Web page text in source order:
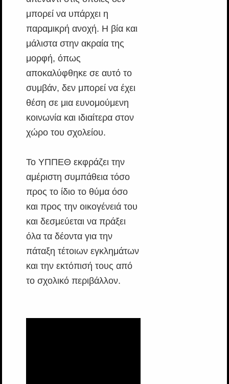
μπορεί να υπάρχει η
παραμικρή ανοχή. Η βία και
μάλιστα στην ακραία της
μορφή, όπως
αποκαλύφθηκε σε αυτό το
συμβάν, δεν μπορεί να έχει
θέση σε μια ευνομούμενη
κοινωνία και ιδιαίτερα στον
χώρο του σχολείου.
Το ΥΠΠΕΘ εκφράζει την
αμέριστη συμπάθεια τόσο
προς το ίδιο το θύμα όσο
και προς την οικογένειά του
και δεσμεύεται να πράξει
όλα τα δέοντα για την
πάταξη τέτοιων εγκλημάτων
και την εκτόπισή τους από
το σχολικό περιβάλλον.